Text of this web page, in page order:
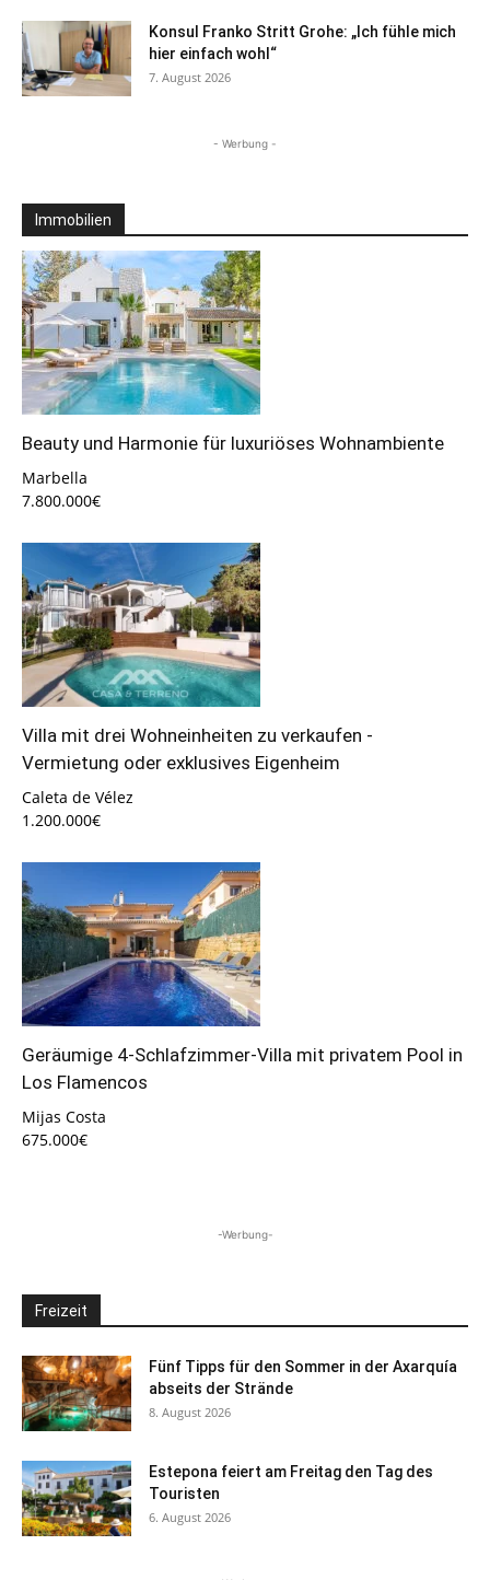
Konsul Franko Stritt Grohe: „Ich fühle mich
hier einfach wohl“
7. August 2026
- Werbung -
Immobilien
Beauty und Harmonie für luxuriöses Wohnambiente
Marbella
7.800.000€
Villa mit drei Wohneinheiten zu verkaufen -
Vermietung oder exklusives Eigenheim
Caleta de Vélez
1.200.000€
Geräumige 4-Schlafzimmer-Villa mit privatem Pool in
Los Flamencos
Mijas Costa
675.000€
-Werbung-
Freizeit
Fünf Tipps für den Sommer in der Axarquía
abseits der Strände
8. August 2026
Estepona feiert am Freitag den Tag des
Touristen
6. August 2026